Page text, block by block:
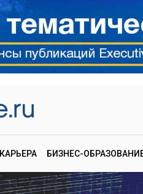
КАРЬЕРА БИЗНЕС-